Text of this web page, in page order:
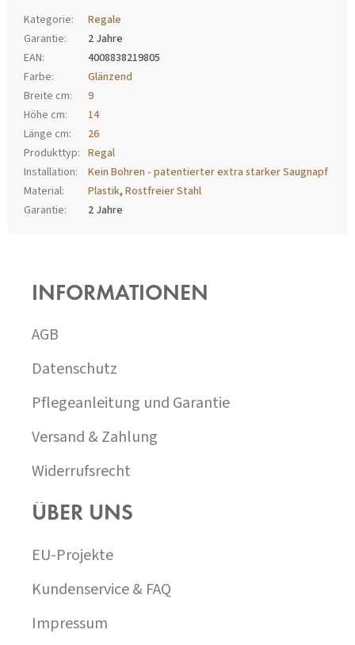
Kategorie:
Regale
Garantie:
2 Jahre
EAN:
4008838219805
Farbe:
Glänzend
Breite cm:
9
Höhe cm:
14
Länge cm:
26
Produkttyp: Regal
Installation:
Kein Bohren - patentierter extra starker Saugnapf
Material: Plastik, Rostfreier Stahl
Garantie:
2 Jahre
INFORMATIONEN
AGB
Datenschutz
Pflegeanleitung und Garantie
Versand & Zahlung
Widerrufsrecht
ÜBER UNS
EU-Projekte
Kundenservice & FAQ
Impressum